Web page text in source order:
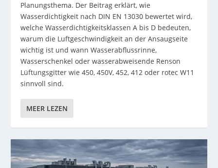
Planungsthema. Der Beitrag erklärt, wie
Wasserdichtigkeit nach DIN EN 13030 bewertet wird,
welche Wasserdichtigkeitsklassen A bis D bedeuten,
warum die Luftgeschwindigkeit an der Ansaugseite
wichtig ist und wann Wasserabflussrinne,
Wasserschenkel oder wasserabweisende Renson
Lüftungsgitter wie 450, 450V, 452, 412 oder rotec W11
sinnvoll sind.
MEER LEZEN